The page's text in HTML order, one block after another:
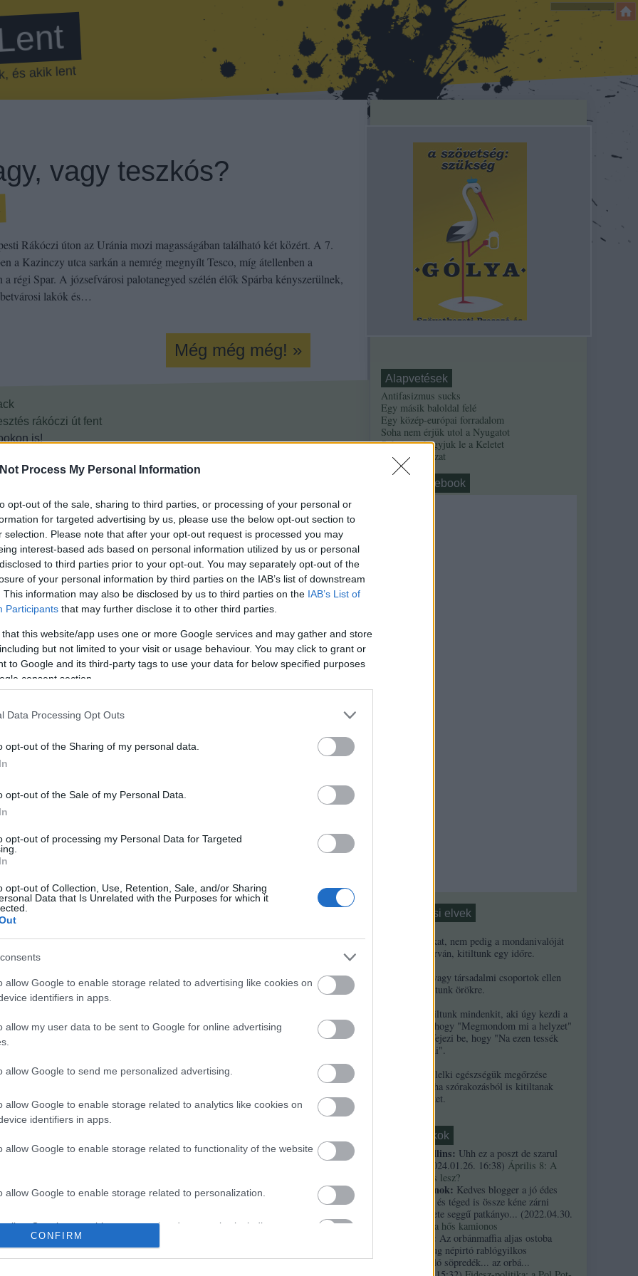
Process My Personal Information
opt-out of the sale, sharing to third parties, or processing of your personal or
for targeted advertising by us, please use the below opt-out section to
selection. Please note that after your opt-out request is processed you may
interest-based ads based on personal information utilized by us or personal
to third parties prior to your opt-out. You may separately opt-out of the
of your personal information by third parties on the IAB’s list of downstream
This information may also be disclosed by us to third parties on the IAB’s List of
Participants that may further disclose it to other third parties.
that this website/app uses one or more Google services and may gather and store
but not limited to your visit or usage behaviour. You may click to grant or
to Google and its third-party tags to use your data for below specified purposes
consent section.
Data Processing Opt Outs
opt-out of the Sharing of my personal data.
opt-out of the Sale of my Personal Data.
opt-out of processing my Personal Data for Targeted
opt-out of Collection, Use, Retention, Sale, and/or Sharing
Data that Is Unrelated with the Purposes for which it
allow Google to enable storage related to advertising like cookies on
identifiers in apps.
allow my user data to be sent to Google for online advertising
allow Google to send me personalized advertising.
allow Google to enable storage related to analytics like cookies on
identifiers in apps.
allow Google to enable storage related to functionality of the website
allow Google to enable storage related to personalization.
allow Google to enable storage related to security, including
functionality and fraud prevention, and other user protection.
CONFIRM
és akik lent
vagy teszkós?
Rákóczi úton az Uránia mozi magasságában található két közért. A 7.
a Kazinczy utca sarkán a nemrég megnyílt Tesco, míg átellenben a
a régi Spar. A józsefvárosi palotanegyed szélén élők Spárba kényszerülnek,
lakók és…
Még még még! »
rákóczi út fent
is!
Tetszik 0
Alapvetések
Antifasizmus sucks
Egy másik baloldal felé
Egy közép-európai forradalom
Soha nem érjük utol a Nyugatot
Soha nem hagyjuk le a Keletet
Alinsky-sorozat
nahát, facebook
Moderálási elvek
1. Ha a másikat, nem pedig a mondanivalóját
minősíted durván, kitiltunk egy időre.
2. Ha népek vagy társadalmi csoportok ellen
uszítasz, kitiltunk örökre.
3. Örökre kitiltunk mindenkit, aki úgy kezdi a
kommentjét, hogy "Megmondom mi a helyzet"
és/vagy úgy fejezi be, hogy "Na ezen tessék
elgondolkodni".
4. A szerzők lelki egészségük megőrzése
érdekében néha szórakozásból is kitiltanak
kommentelőket.
Friss topikok
necrophil collins: Uhh ez a poszt de szarul
2024.01.26. 16:38) Április 8: A
többség kevés lesz?
Custertábornok: Kedves blogger a jó édes
kurvaanyádat és téged is össze kéne zárni
ezekkel a fekete seggű patkányo... (2022.04.30.
Árpi, a hős kamionos
kiskutyauto: Az orbánmaffia aljas ostoba
arrogáns hazug népirtó rablógyilkos
országromboló söpredék... az orbá...